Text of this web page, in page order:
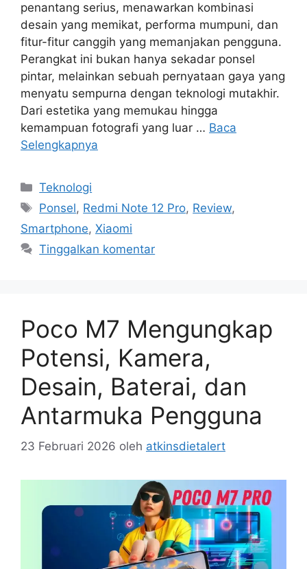
penantang serius, menawarkan kombinasi
desain yang memikat, performa mumpuni, dan
fitur-fitur canggih yang memanjakan pengguna.
Perangkat ini bukan hanya sekadar ponsel
pintar, melainkan sebuah pernyataan gaya yang
menyatu sempurna dengan teknologi mutakhir.
Dari estetika yang memukau hingga
kemampuan fotografi yang luar … Baca
Selengkapnya
Kategori
Teknologi
Tag
Ponsel, Redmi Note 12 Pro, Review,
Smartphone, Xiaomi
Tinggalkan komentar
Poco M7 Mengungkap
Potensi, Kamera,
Desain, Baterai, dan
Antarmuka Pengguna
23 Februari 2026 oleh atkinsdietalert